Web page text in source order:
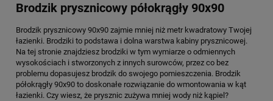
Brodzik prysznicowy półokrągły 90x90
Brodzik prysznicowy 90x90 zajmie mniej niż metr kwadratowy Twojej
łazienki. Brodziki to podstawa i dolna warstwa kabiny prysznicowej.
Na tej stronie znajdziesz brodziki w tym wymiarze o odmiennych
wysokościach i stworzonych z innych surowców, przez co bez
problemu dopasujesz brodzik do swojego pomieszczenia. Brodzik
półokrągły 90x90 to doskonałe rozwiązanie do wmontowania w kąt
łazienki. Czy wiesz, że prysznic zużywa mniej wody niż kąpiel?